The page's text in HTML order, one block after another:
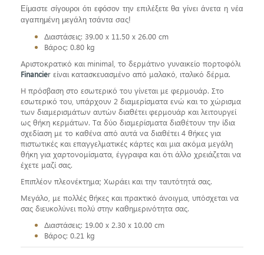
Eίμαστε σίγουροι ότι εφόσον την επιλέξετε θα γίνει άνετα η νέα
αγαπημένη μεγάλη τσάντα σας!
Διαστάσεις: 39.00 x 11.50 x 26.00 cm
Βάρος: 0.80 kg
Αριστοκρατικό και minimal, το δερμάτινο γυναικείο πορτοφόλι
Financier είναι κατασκευασμένο από μαλακό, ιταλικό δέρμα.
Η πρόσβαση στο εσωτερικό του γίνεται με φερμουάρ. Στο
εσωτερικό του, υπάρχουν 2 διαμερίσματα ενώ και το χώρισμα
των διαμερισμάτων αυτών διαθέτει φερμουάρ και λειτουργεί
ως θήκη κερμάτων. Τα δύο διαμερίσματα διαθέτουν την ίδια
σχεδίαση με το καθένα από αυτά να διαθέτει 4 θήκες για
πιστωτικές και επαγγελματικές κάρτες και μια ακόμα μεγάλη
θήκη για χαρτονομίσματα, έγγραφα και ότι άλλο χρειάζεται να
έχετε μαζί σας.
Επιπλέον πλεονέκτημα; Χωράει και την ταυτότητά σας.
Μεγάλο, με πολλές θήκες και πρακτικό άνοιγμα, υπόσχεται να
σας διευκολύνει πολύ στην καθημερινότητα σας.
Διαστάσεις: 19.00 x 2.30 x 10.00 cm
Βάρος: 0.21 kg